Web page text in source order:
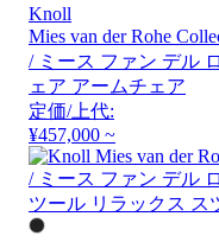
Knoll
Mies van der Rohe
/ ミース ファン デル
ェア アームチェア
定価/上代:
¥457,000 ~